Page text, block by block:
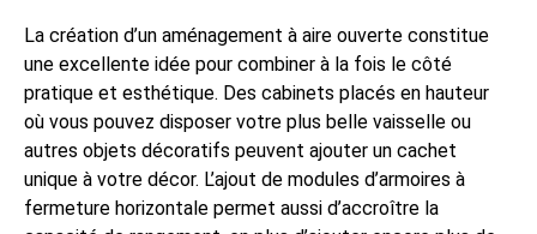
La création d’un aménagement à aire ouverte constitue
une excellente idée pour combiner à la fois le côté
pratique et esthétique. Des cabinets placés en hauteur
où vous pouvez disposer votre plus belle vaisselle ou
autres objets décoratifs peuvent ajouter un cachet
unique à votre décor. L’ajout de modules d’armoires à
fermeture horizontale permet aussi d’accroître la